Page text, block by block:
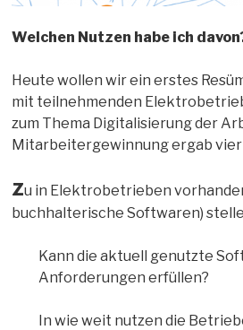
Welchen Nutzen habe ich
Heute wollen wir ein erstes
mit teilnehmenden
zum Thema Digitalisierung der
Mitarbeitergewinnung ergab
Zu in Elektrobetrieben
buchhalterische Softwaren)
Kann die aktuell genutzte
Anforderungen erfüllen?
In wie weit nutzen die